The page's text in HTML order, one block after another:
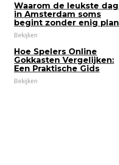
Waarom de leukste dag
in Amsterdam soms
begint zonder enig plan
Bekijken
Hoe Spelers Online
Gokkasten Vergelijken:
Een Praktische Gids
Bekijken